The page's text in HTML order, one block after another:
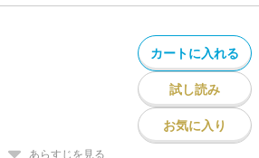
カートに入れる
試し読み
お気に入り
あらすじを見る